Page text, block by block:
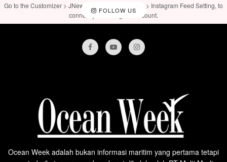
FOLLOW US
Go to the Customizer > JNews : Social, Like & View > Instagram Feed Setting, to
connect your Instagram account.
Ocean Week adalah bukan informasi maritim yang pertama tetapi